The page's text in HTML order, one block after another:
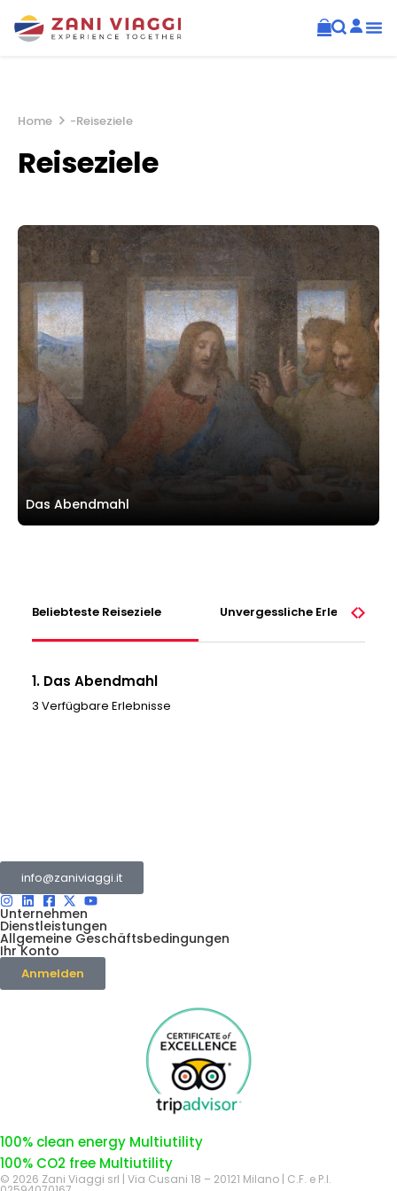
Home -Reiseziele
Reiseziele
Das Abendmahl
Beliebteste Reiseziele Unvergessliche Erlebnisse
1. Das Abendmahl
3 Verfügbare Erlebnisse
info@zaniviaggi.it
Unternehmen
Dienstleistungen
Allgemeine Geschäftsbedingungen
Ihr Konto
Anmelden
100% clean energy Multiutility
100% CO2 free Multiutility
© 2026 Zani Viaggi srl | Via Cusani 18 – 20121 Milano | C.F. e P.I.